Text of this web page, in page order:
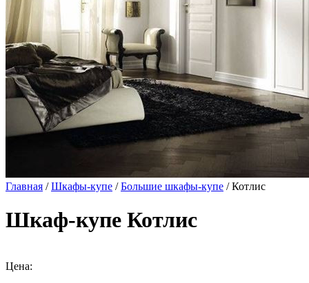
Главная /Шкафы-купе /Большие шкафы-купе / Котлис
Шкаф-купе Котлис
Цена: